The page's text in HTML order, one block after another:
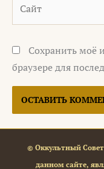
Сохранить моё
браузере для
© Оккультный
данном сайте,